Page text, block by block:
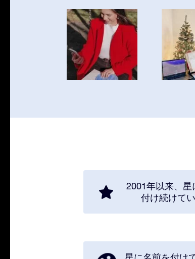
2001年以来、星
付け続けて